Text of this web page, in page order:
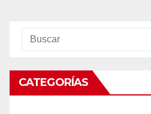
CATEGORÍAS